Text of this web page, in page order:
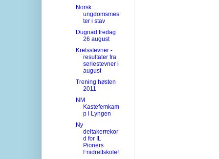
Norsk
ungdomsmes
ter i stav
Dugnad fredag
26 august
Kretsstevner -
resultater fra
seriestevner i
august
Trening høsten
2011
NM
Kastefemkam
p i Lyngen
Ny
deltakerrekor
d for IL
Pioners
Friidrettskole!